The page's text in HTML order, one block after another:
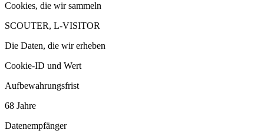
Cookies, die wir sammeln
SCOUTER, L-VISITOR
Die Daten, die wir erheben
Cookie-ID und Wert
Aufbewahrungsfrist
68 Jahre
Datenempfänger